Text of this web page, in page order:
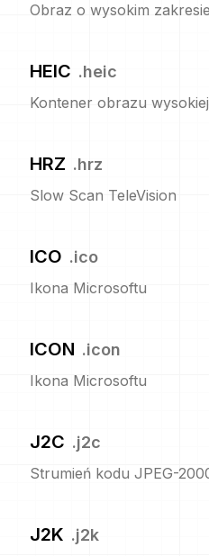
Obraz o wysokim
HEIC .heic
Kontener obrazu
HRZ .hrz
Slow Scan TeleVision
ICO .ico
Ikona Microsoftu
ICON .icon
Ikona Microsoftu
J2C .j2c
Strumień kodu JPEG-
J2K .j2k